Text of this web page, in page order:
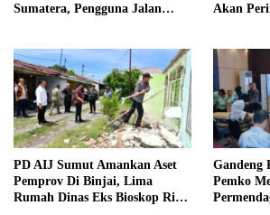
Sumatera, Pengguna Jalan
Akan
PD AIJ Sumut Amankan Aset
Pemprov Di Binjai, Lima
Rumah Dinas Eks Bioskop Ria
Gandeng
Pemko